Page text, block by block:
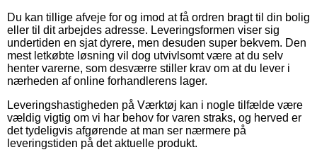
Du kan tillige afveje for og imod at få ordren bragt til din bolig
eller til dit arbejdes adresse. Leveringsformen viser sig
undertiden en sjat dyrere, men desuden super bekvem. Den
mest letkøbte løsning vil dog utvivlsomt være at du selv
henter varerne, som desværre stiller krav om at du lever i
nærheden af online forhandlerens lager.
Leveringshastigheden på Værktøj kan i nogle tilfælde være
vældig vigtig om vi har behov for varen straks, og herved er
det tydeligvis afgørende at man ser nærmere på
leveringstiden på det aktuelle produkt.